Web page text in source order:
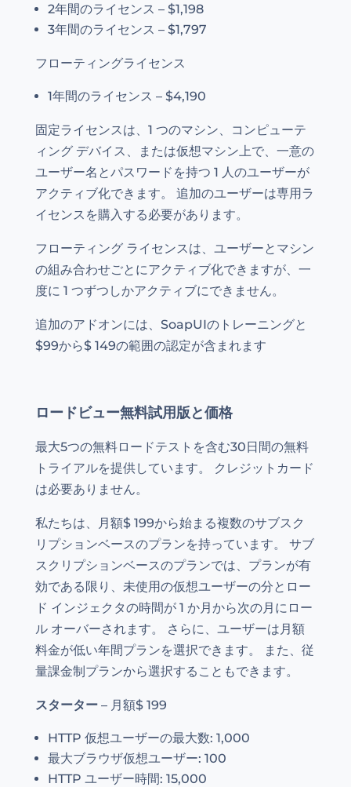
2年間のライセンス – $1,198
3年間のライセンス – $1,797
フローティングライセンス
1年間のライセンス – $4,190
固定ライセンスは、1 つのマシン、コンピューテ
ィング デバイス、または仮想マシン上で、一意の
ユーザー名とパスワードを持つ 1 人のユーザーが
アクティブ化できます。 追加のユーザーは専用ラ
イセンスを購入する必要があります。
フローティング ライセンスは、ユーザーとマシン
の組み合わせごとにアクティブ化できますが、一
度に 1 つずつしかアクティブにできません。
追加のアドオンには、SoapUIのトレーニングと
$99から$ 149の範囲の認定が含まれます
ロードビュー無料試用版と価格
最大5つの無料ロードテストを含む30日間の無料
トライアルを提供しています。 クレジットカード
は必要ありません。
私たちは、月額$ 199から始まる複数のサブスク
リプションベースのプランを持っています。 サブ
スクリプションベースのプランでは、プランが有
効である限り、未使用の仮想ユーザーの分とロー
ド インジェクタの時間が 1 か月から次の月にロー
ル オーバーされます。 さらに、ユーザーは月額
料金が低い年間プランを選択できます。 また、従
量課金制プランから選択することもできます。
スターター– 月額$ 199
HTTP 仮想ユーザーの最大数: 1,000
最大ブラウザ仮想ユーザー: 100
HTTP ユーザー時間: 15,000